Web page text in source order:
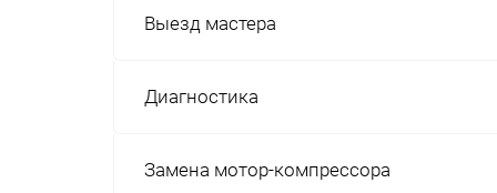
Выезд мастера
Диагностика
Замена мотор-компрессора